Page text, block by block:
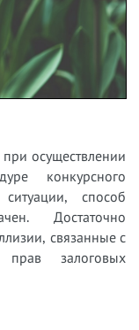
осуществлении
конкурсного
способ
Достаточно
связанные с
залоговых